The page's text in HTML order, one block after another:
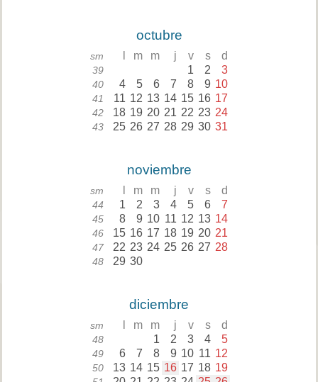
octubre
sm m m j v s d
39 1 2 3
40 4 5 6 7 8 9 10
41 11 12 13 14 15 16 17
42 18 19 20 21 22 23 24
43 25 26 27 28 29 30 31
noviembre
sm m m j v s d
44 1 2 3 4 5 6 7
45 8 9 10 11 12 13 14
46 15 16 17 18 19 20 21
47 22 23 24 25 26 27 28
48 29 30
diciembre
sm m m j v s d
48 1 2 3 4 5
49 6 7 8 9 10 11 12
50 13 14 15 16 17 18 19